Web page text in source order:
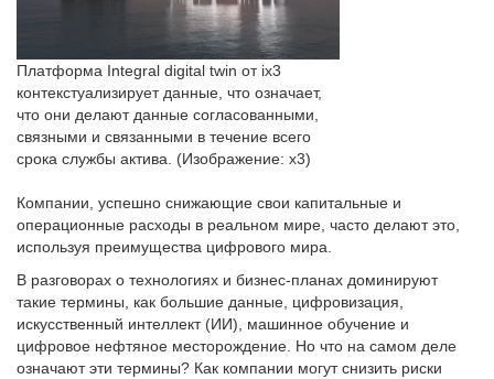
Платформа Integral digital twin от ix3
контекстуализирует данные, что означает,
что они делают данные согласованными,
связными и связанными в течение всего
срока службы актива. (Изображение: x3)
Компании, успешно снижающие свои капитальные и
операционные расходы в реальном мире, часто делают это,
используя преимущества цифрового мира.
В разговорах о технологиях и бизнес-планах доминируют
такие термины, как большие данные, цифровизация,
искусственный интеллект (ИИ), машинное обучение и
цифровое нефтяное месторождение. Но что на самом деле
означают эти термины? Как компании могут снизить риски